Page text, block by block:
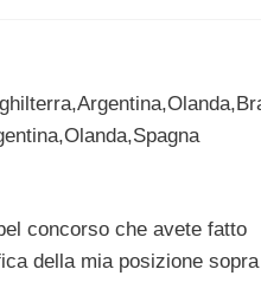
concorso che avete fatto
della mia posizione